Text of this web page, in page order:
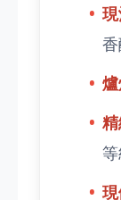
香
等